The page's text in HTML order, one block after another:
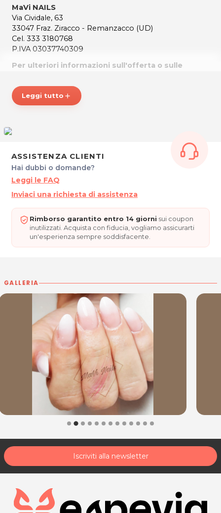
MaVi NAILS
Via Cividale, 63
33047 Fraz. Ziracco - Remanzacco (UD)
Cel. 333 3180768
P.IVA 03037740309
Per ulteriori informazioni sull'offerta o sulle
Leggi tutto add
ASSISTENZA CLIENTI
Hai dubbi o domande?
Leggi le FAQ
Inviaci una richiesta di assistenza
Rimborso garantito entro 14 giorni sui coupon
inutilizzati. Acquista con fiducia, vogliamo assicurarti
un'esperienza sempre soddisfacente.
GALLERIA
Iscriviti alla newsletter